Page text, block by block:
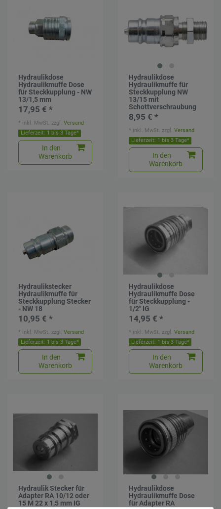
Hydraulikdose
Hydraulikmuffe Dose
für Steckkupplung - NW
13/1,5 mm
17,95 € *
Lieferzeit: 1 bis 3 Tage*
In den
Warenkorb
* inkl. MwSt. zzgl.Versand
Hydraulikdose
Hydraulikmuffe für
Steckkupplung NW
13/15 mit
Schottverschraubung
8,95 € *
Lieferzeit: 1 bis 3 Tage*
In den
Warenkorb
* inkl. MwSt. zzgl.Versand
Hydraulikstecker
Hydraulikmuffe für
Steckkupplung Stecker
- NW 18
10,95 € *
Lieferzeit: 1 bis 3 Tage*
In den
Warenkorb
* inkl. MwSt. zzgl.Versand
Hydraulikdose
Hydraulikmuffe Dose
für Steckkupplung -
1/2" IG
14,95 € *
Lieferzeit: 1 bis 3 Tage*
In den
Warenkorb
* inkl. MwSt. zzgl.Versand
Hydraulik Stecker für
Adapter RA 10/12 oder
15 M 22 x 1,5 mm IG
Hydraulikdose
Hydraulikmuffe Dose
für Adapter RA